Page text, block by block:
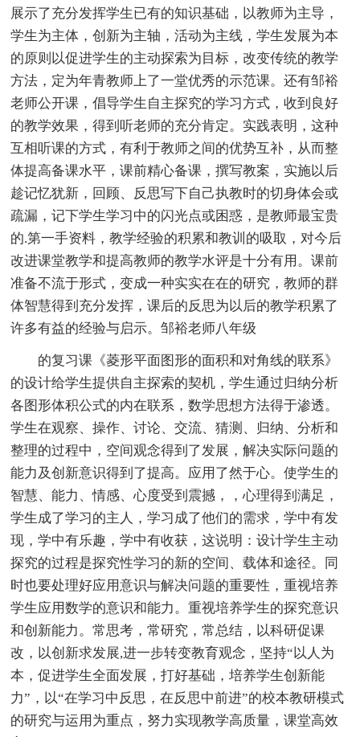
展示了充分发挥学生已有的知识基础，以教师为主导，
学生为主体，创新为主轴，活动为主线，学生发展为本
的原则以促进学生的主动探索为目标，改变传统的教学
方法，定为年青教师上了一堂优秀的示范课。还有邹裕
老师公开课，倡导学生自主探究的学习方式，收到良好
的教学效果，得到听老师的充分肯定。实践表明，这种
互相听课的方式，有利于教师之间的优势互补，从而整
体提高备课水平，课前精心备课，撰写教案，实施以后
趁记忆犹新，回顾、反思写下自己执教时的切身体会或
疏漏，记下学生学习中的闪光点或困惑，是教师最宝贵
的.第一手资料，教学经验的积累和教训的吸取，对今后
改进课堂教学和提高教师的教学水评是十分有用。课前
准备不流于形式，变成一种实实在在的研究，教师的群
体智慧得到充分发挥，课后的反思为以后的教学积累了
许多有益的经验与启示。邹裕老师八年级
的复习课《菱形平面图形的面积和对角线的联系》
的设计给学生提供自主探索的契机，学生通过归纳分析
各图形体积公式的内在联系，数学思想方法得于渗透。
学生在观察、操作、讨论、交流、猜测、归纳、分析和
整理的过程中，空间观念得到了发展，解决实际问题的
能力及创新意识得到了提高。应用了然于心。使学生的
智慧、能力、情感、心度受到震撼，，心理得到满足，
学生成了学习的主人，学习成了他们的需求，学中有发
现，学中有乐趣，学中有收获，这说明：设计学生主动
探究的过程是探究性学习的新的空间、载体和途径。同
时也要处理好应用意识与解决问题的重要性，重视培养
学生应用数学的意识和能力。重视培养学生的探究意识
和创新能力。常思考，常研究，常总结，以科研促课
改，以创新求发展,进一步转变教育观念，坚持“以人为
本，促进学生全面发展，打好基础，培养学生创新能
力”，以“在学习中反思，在反思中前进”的校本教研模式
的研究与运用为重点，努力实现教学高质量，课堂高效